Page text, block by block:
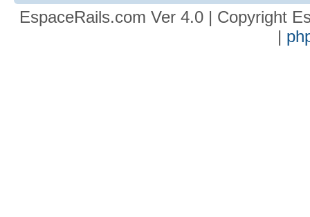
EspaceRails.com Ver 4.0 | Copyright
|